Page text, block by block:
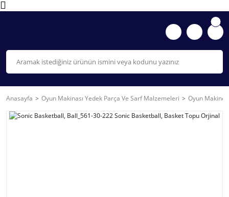
Anasayfa Oyun Makinası Yedek Parça Ve Sarf Malzemeleri Oyun